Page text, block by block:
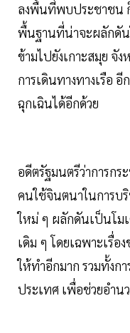
ลงพื้นที่พบประชาชน ก็
พื้นฐานที่น่าจะผลักดัน
ข้ามไปยังเกาะสมุย จั
การเดินทางทางเรือ
ฉุกเฉินได้อีกด้วย
อดีตรัฐมนตรีว่าการกร
คนใช้จินตนาในการบ
ใหม่ ๆ ผลักดันเป็นโม
เดิม ๆ โดยเฉพาะเรื่อ
ให้ทำอีกมาก รวมทั้งก
ประเทศ เพื่อช่วยอำน